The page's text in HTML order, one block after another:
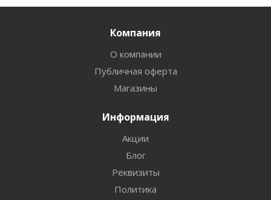
Компания
О компании
Публичная оферта
Магазины
Информация
Акции
Блог
Реквизиты
Политика